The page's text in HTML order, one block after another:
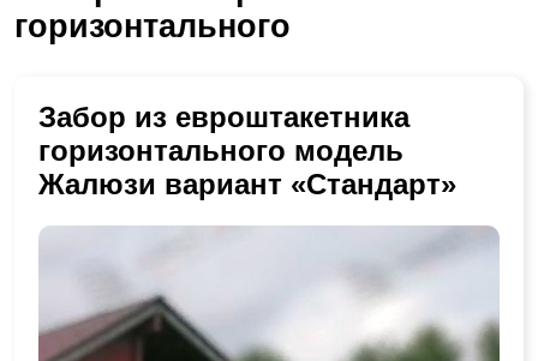
горизонтального
Забор из евроштакетника
горизонтального модель
Жалюзи вариант «Стандарт»